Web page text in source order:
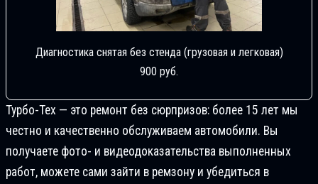
Диагностика снятая без стенда (грузовая и легковая)
900 руб.
Турбо-Тех — это ремонт без сюрпризов: более 15 лет мы
честно и качественно обслуживаем автомобили. Вы
получаете фото- и видеодоказательства выполненных
работ, можете сами зайти в ремзону и убедиться в